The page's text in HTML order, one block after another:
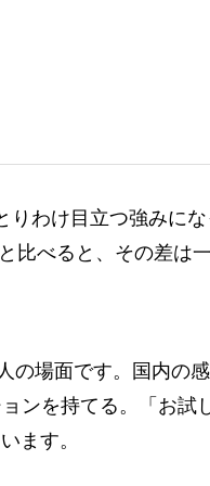
りわけ目立つ強みにな
比べると、その差は
の場面です。国内の
ンを持てる。「お試
ます。